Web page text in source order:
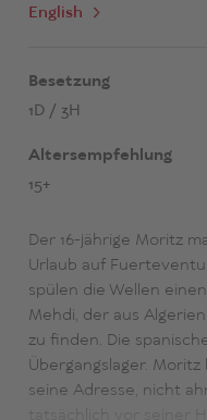
English
Besetzung
1D / 3H
Altersempfehlung
15+
Der 16-jährige Moritz
Urlaub auf
spülen die Wellen
Mehdi, der aus
zu finden. Die
Übergangslager.
seine Adresse, nicht